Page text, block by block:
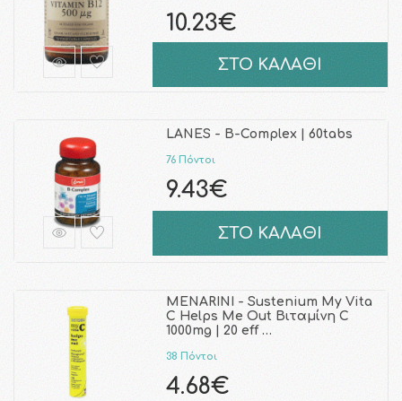
10.23€
ΣΤΟ ΚΑΛΑΘΙ
LANES - Β-Complex | 60tabs
76 Πόντοι
9.43€
ΣΤΟ ΚΑΛΑΘΙ
MENARINI - Sustenium My Vita
C Helps Me Out Βιταμίνη C
1000mg | 20 eff …
38 Πόντοι
4.68€